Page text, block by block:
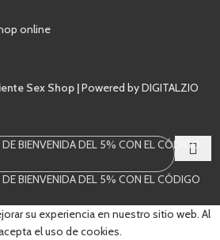
Sex Shop |Powered by DIGITALZIO
los productos que estás buscando.
BIENVENIDA DEL 5% CON EL CÓDIGO
BIENVENIDA DEL 5% CON EL CÓDIGO
su experiencia en nuestro sitio web. Al
el uso de cookies.